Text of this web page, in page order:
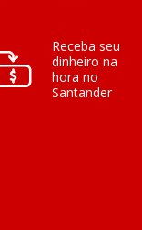
Receba seu
dinheiro na
hora no
Santander